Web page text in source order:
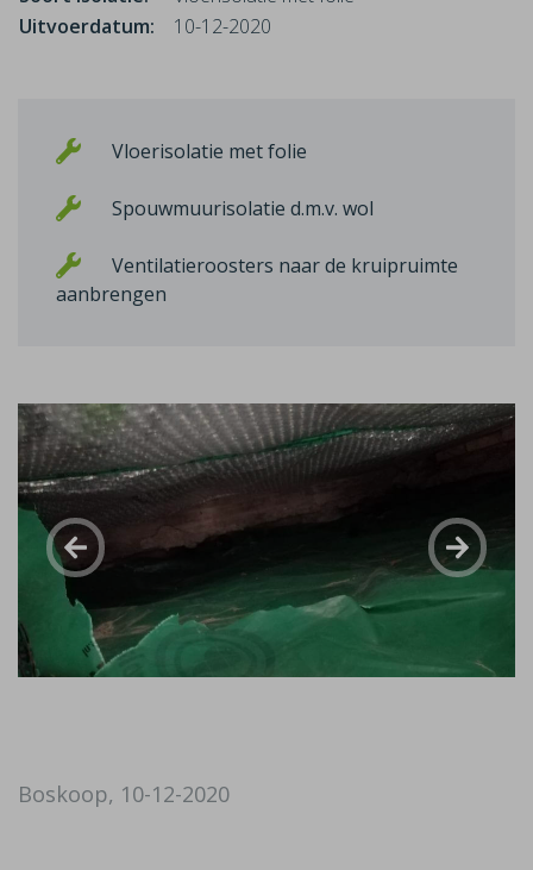
Uitvoerdatum:
10-12-2020
Vloerisolatie met folie
Spouwmuurisolatie d.m.v. wol
Ventilatieroosters naar de kruipruimte
aanbrengen
Boskoop, 10-12-2020